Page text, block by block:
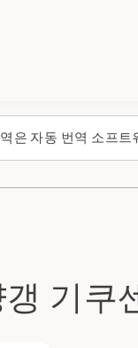
은 자동 번역 소프
기쿠